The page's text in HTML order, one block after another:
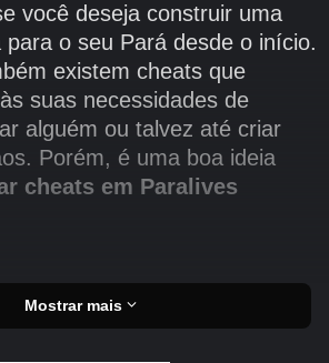
você deseja construir uma
o seu Pará desde o início.
existem cheats que
suas necessidades de
alguém ou talvez até criar
Porém, é uma boa ideia
cheats em Paralives
Mostrar mais